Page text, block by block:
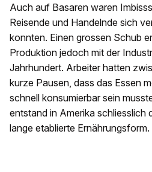
Auch auf Basaren waren
Reisende und Handelnde sich
konnten. Einen grossen Schub
Produktion jedoch mit der
Jahrhundert. Arbeiter hatten
kurze Pausen, dass das Essen
schnell konsumierbar sein
entstand in Amerika schliesslich
lange etablierte Ernährungsform.